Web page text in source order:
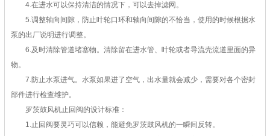
4.在进水可以保持清洁的情况下，可以去掉滤网。
5.调整轴向间隙，防止叶轮口环和轴向间隙的不恰当，使用的时候根据水
泵的出厂说明进行调整。
6.及时清除管道堵塞物。清除留在进水管、叶轮或者导流壳流道里面的异
物。
7.防止水泵进气。水泵如果进了空气，出水量就会减少，需要对各个密封
部件进行检查维护。
罗茨鼓风机止回阀的设计标准：
1.止回阀要灵巧可以信赖，能避免罗茨鼓风机的一瞬间反转。